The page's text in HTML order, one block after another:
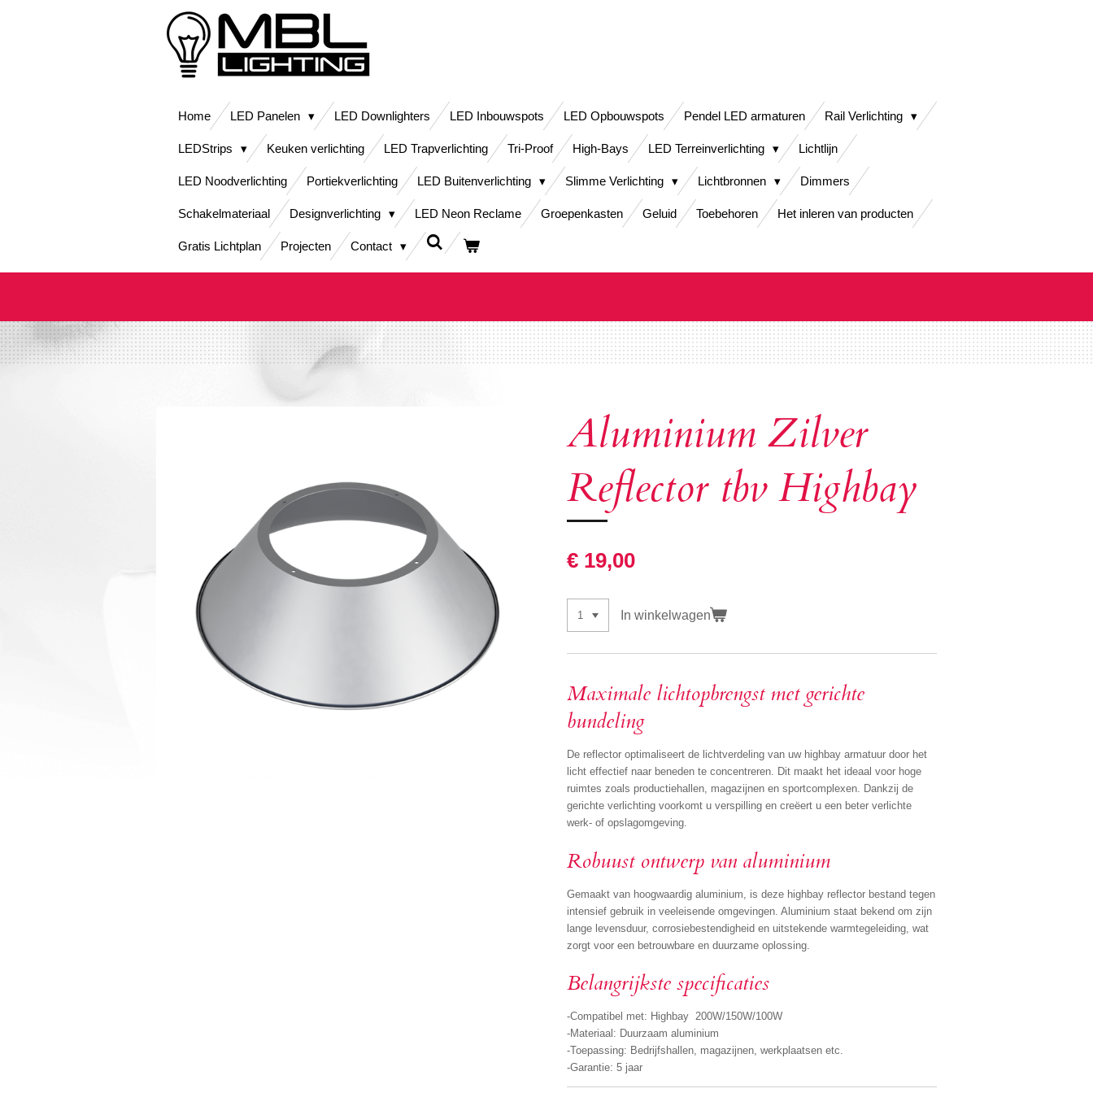
Home LED Panelen LED Downlighters LED Inbouwspots LED Opbouwspots Pendel LED armaturen Rail Verlichting
LEDStrips Keuken verlichting LED Trapverlichting Tri-Proof High-Bays LED Terreinverlichting Lichtlijn
LED Noodverlichting Portiekverlichting LED Buitenverlichting Slimme Verlichting Lichtbronnen Dimmers
Schakelmateriaal Designverlichting LED Neon Reclame Groepenkasten Geluid Toebehoren Het inleren van producten
Gratis Lichtplan Projecten Contact
Aluminium Zilver
Reflector tbv Highbay
€ 19,00
In winkelwagen
Maximale lichtopbrengst met gerichte
bundeling
De reflector optimaliseert de lichtverdeling van uw highbay armatuur door het
licht effectief naar beneden te concentreren. Dit maakt het ideaal voor hoge
ruimtes zoals productiehallen, magazijnen en sportcomplexen. Dankzij de
gerichte verlichting voorkomt u verspilling en creëert u een beter verlichte
werk- of opslagomgeving.
Robuust ontwerp van aluminium
Gemaakt van hoogwaardig aluminium, is deze highbay reflector bestand tegen
intensief gebruik in veeleisende omgevingen. Aluminium staat bekend om zijn
lange levensduur, corrosiebestendigheid en uitstekende warmtegeleiding, wat
zorgt voor een betrouwbare en duurzame oplossing.
Belangrijkste specificaties
-Compatibel met: Highbay 200W/150W/100W
-Materiaal: Duurzaam aluminium
-Toepassing: Bedrijfshallen, magazijnen, werkplaatsen etc.
-Garantie: 5 jaar